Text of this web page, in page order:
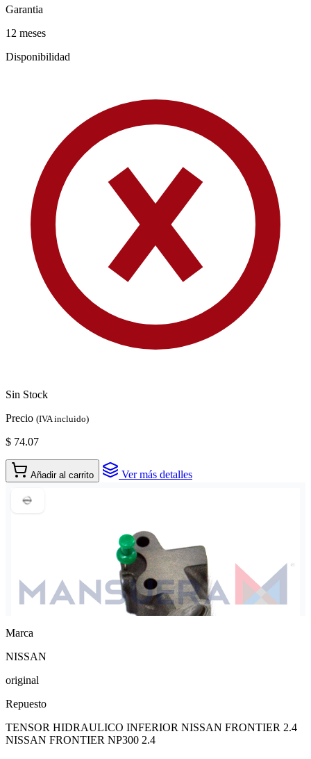
Garantia
12 meses
Disponibilidad
Sin Stock
Precio (IVA incluido)
$ 74.07
Añadir al carrito Ver más detalles
Marca
NISSAN
original
Repuesto
TENSOR HIDRAULICO INFERIOR NISSAN FRONTIER 2.4
NISSAN FRONTIER NP300 2.4